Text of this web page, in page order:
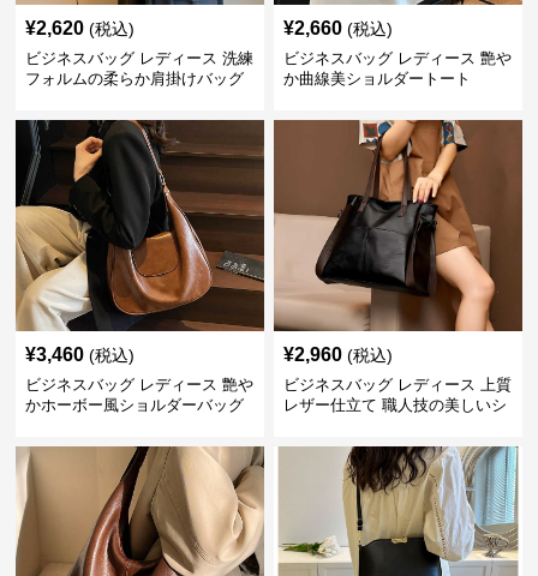
¥2,620 (税込)
ビジネスバッグ レディース 洗練
フォルムの柔らか肩掛けバッグ
¥2,660 (税込)
ビジネスバッグ レディース 艶や
か曲線美ショルダートート
¥3,460 (税込)
ビジネスバッグ レディース 艶や
かホーボー風ショルダーバッグ
¥2,960 (税込)
ビジネスバッグ レディース 上質
レザー仕立て 職人技の美しいシ